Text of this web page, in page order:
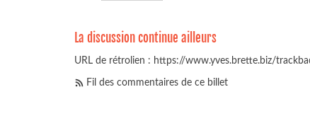
La discussion continue ailleurs
URL de rétrolien : https://www.yves.brette.biz/
Fil des commentaires de ce billet